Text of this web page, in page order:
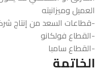
العميل وميزانيته
-قطاعات السعد من إنتاج
-القطاع فولكانو
-القطاع سامبا
الخاتمة